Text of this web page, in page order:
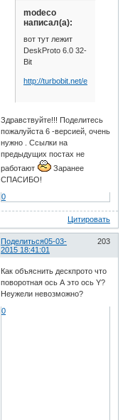
modeco
написал(а):
вот тут лежит
DeskProto 6.0 32-
Bit
http://turbobit.net/
Здравствуйте!!! Поделитесь
пожалуйста 6 -версией, очень
нужно . Ссылки на
предыдущих постах не
работают
Заранее
СПАСИБО!
0
Цитировать
Поделиться 203
05-03-
2015 18:41:01
Как объяснить дескпрото что
поворотная ось А это ось Y?
Неужели невозможно?
0